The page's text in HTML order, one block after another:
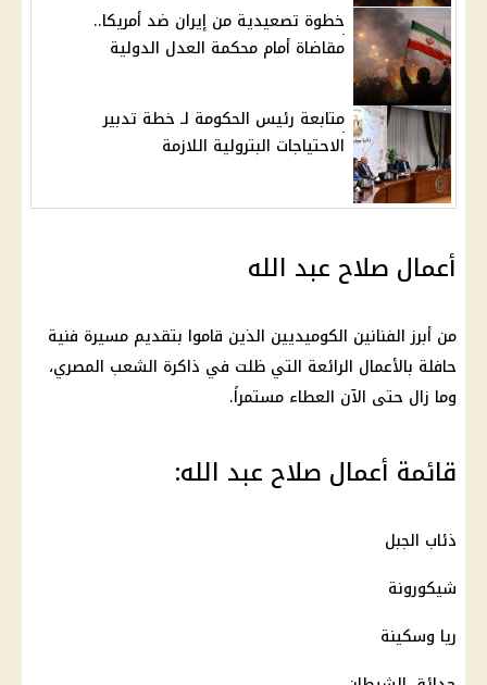
خطوة تصعيدية من إيران ضد أمريكا..
مقاضاة أمام محكمة العدل الدولية
متابعة رئيس الحكومة لـ خطة تدبير
الاحتياجات البترولية اللازمة
أعمال صلاح عبد الله
من أبرز الفنانين الكوميديين الذين قاموا بتقديم مسيرة فنية
حافلة بالأعمال الرائعة التي ظلت في ذاكرة الشعب المصري،
وما زال حتى الآن العطاء مستمراً.
قائمة أعمال صلاح عبد الله:
ذئاب الجبل
شيكورونة
ريا وسكينة